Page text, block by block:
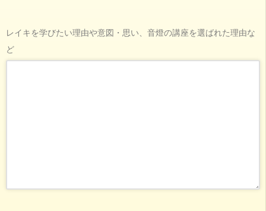
レイキを学びたい理由や意図・思い、音燈の講座を選ばれた理由な
ど